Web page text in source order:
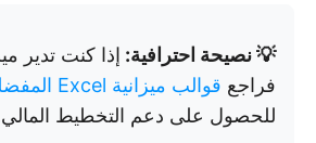
💡 نصيحة احترافية: إذا كنت تدير
فراجع قوالب ميزانية Excel المفضلة لدى ClickUp
للحصول على دعم التخطيط